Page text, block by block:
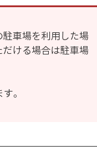
車場を利用した場
ける場合は駐車場
。